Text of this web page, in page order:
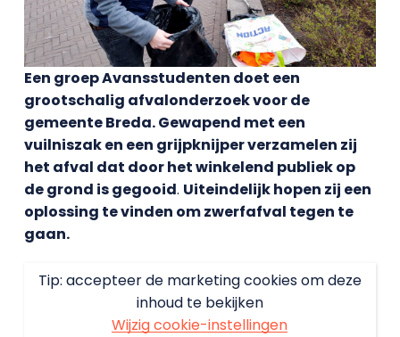
Een groep Avansstudenten doet een
grootschalig afvalonderzoek voor de
gemeente Breda. Gewapend met een
vuilniszak en een grijpknijper verzamelen zij
het afval dat door het winkelend publiek op
de grond is gegooid. Uiteindelijk hopen zij een
oplossing te vinden om zwerfafval tegen te
gaan.
Tip: accepteer de marketing cookies om deze
inhoud te bekijken
Wijzig cookie-instellingen